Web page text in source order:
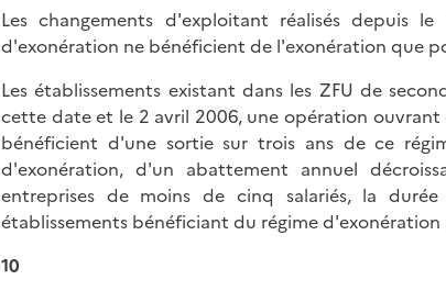
Les changements d'exploitant réalisés depuis le
d'exonération ne bénéficient de l'exonération que
Les établissements existant dans les ZFU de
cette date et le 2 avril 2006, une opération
bénéficient d'une sortie sur trois ans de ce
d'exonération, d'un abattement annuel
entreprises de moins de cinq salariés, la
établissements bénéficiant du régime
10